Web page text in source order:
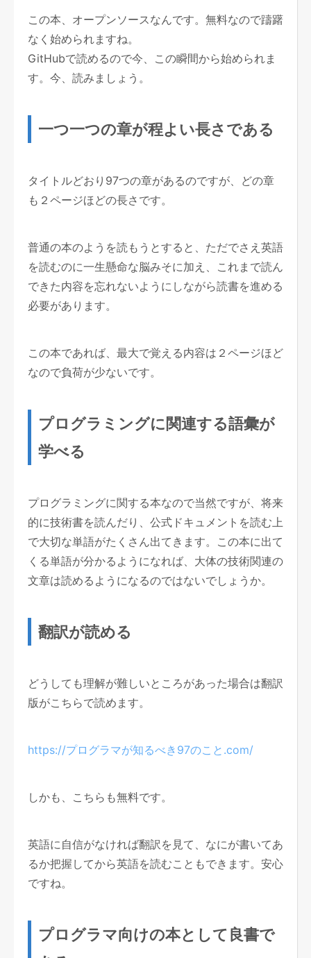
この本、オープンソースなんです。無料なので躊躇
なく始められますね。
GitHubで読めるので今、この瞬間から始められま
す。今、読みましょう。
一つ一つの章が程よい長さである
タイトルどおり97つの章があるのですが、どの章
も２ページほどの長さです。
普通の本のようを読もうとすると、ただでさえ英語
を読むのに一生懸命な脳みそに加え、これまで読ん
できた内容を忘れないようにしながら読書を進める
必要があります。
この本であれば、最大で覚える内容は２ページほど
なので負荷が少ないです。
プログラミングに関連する語彙が
学べる
プログラミングに関する本なので当然ですが、将来
的に技術書を読んだり、公式ドキュメントを読む上
で大切な単語がたくさん出てきます。この本に出て
くる単語が分かるようになれば、大体の技術関連の
文章は読めるようになるのではないでしょうか。
翻訳が読める
どうしても理解が難しいところがあった場合は翻訳
版がこちらで読めます。
https://プログラマが知るべき97のこと.com/
しかも、こちらも無料です。
英語に自信がなければ翻訳を見て、なにが書いてあ
るか把握してから英語を読むこともできます。安心
ですね。
プログラマ向けの本として良書で